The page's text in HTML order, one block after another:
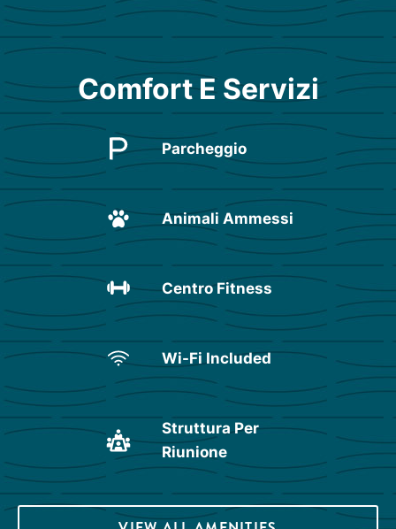
Comfort E Servizi
Parcheggio
Animali Ammessi
Centro Fitness
Wi-Fi Included
Struttura Per
Riunione